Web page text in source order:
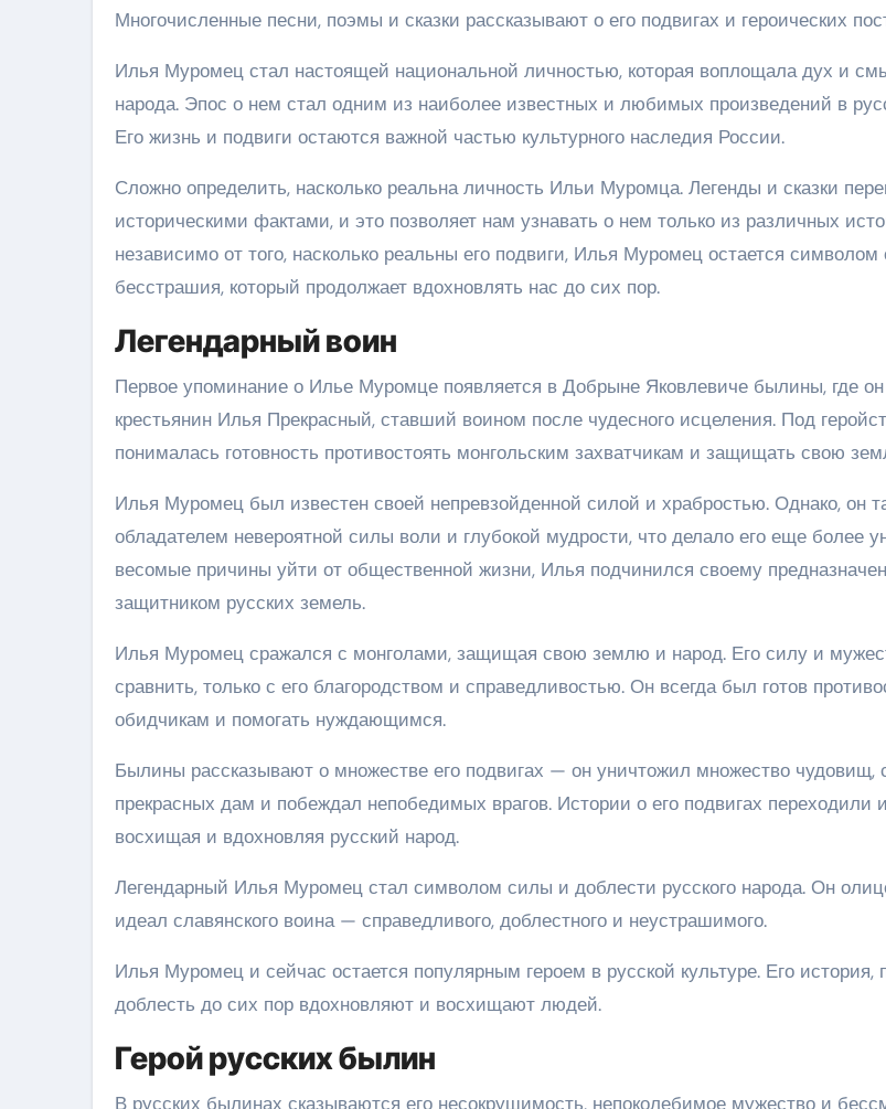
Многочисленные песни, поэмы и сказки рассказывают о его подвигах и героических
Илья Муромец стал настоящей национальной личностью, которая воплощала дух и
народа. Эпос о нем стал одним из наиболее известных и любимых произведений в
Его жизнь и подвиги остаются важной частью культурного наследия России.
Сложно определить, насколько реальна личность Ильи Муромца. Легенды и сказки
историческими фактами, и это позволяет нам узнавать о нем только из различных
независимо от того, насколько реальны его подвиги, Илья Муромец остается
бесстрашия, который продолжает вдохновлять нас до сих пор.
Легендарный воин
Первое упоминание о Илье Муромце появляется в Добрыне Яковлевиче былины, где он
крестьянин Илья Прекрасный, ставший воином после чудесного исцеления. Под
понималась готовность противостоять монгольским захватчикам и защищать свою
Илья Муромец был известен своей непревзойденной силой и храбростью. Однако, он
обладателем невероятной силы воли и глубокой мудрости, что делало его еще более
весомые причины уйти от общественной жизни, Илья подчинился своему
защитником русских земель.
Илья Муромец сражался с монголами, защищая свою землю и народ. Его силу и
сравнить, только с его благородством и справедливостью. Он всегда был готов
обидчикам и помогать нуждающимся.
Былины рассказывают о множестве его подвигах — он уничтожил множество чудовищ,
прекрасных дам и побеждал непобедимых врагов. Истории о его подвигах переходили
восхищая и вдохновляя русский народ.
Легендарный Илья Муромец стал символом силы и доблести русского народа. Он
идеал славянского воина — справедливого, доблестного и неустрашимого.
Илья Муромец и сейчас остается популярным героем в русской культуре. Его история,
доблесть до сих пор вдохновляют и восхищают людей.
Герой русских былин
В русских былинах сказываются его несокрушимость, непоколебимое мужество и